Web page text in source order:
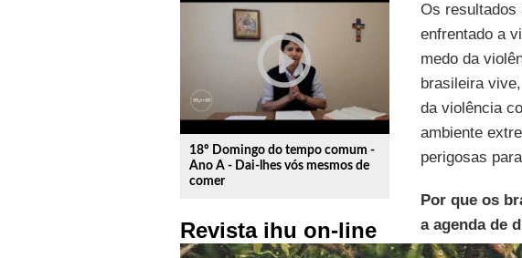
play_circle_outline
18º Domingo do tempo comum -
Ano A - Dai-lhes vós mesmos de
comer
Revista ihu on-line
Os resultados
enfrentado a
medo da
brasileira
da violência
ambiente
perigosas
Por que os
a agenda de